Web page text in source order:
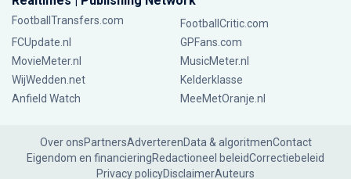
FootballTransfers.com
FootballCritic.com
FCUpdate.nl
GPFans.com
MovieMeter.nl
MusicMeter.nl
WijWedden.net
Kelderklasse
Anfield Watch
MeeMetOranje.nl
Over onsPartnersAdverterenData & algoritmenContact
Eigendom en financieringRedactioneel beleidCorrectiebeleid
Privacy policyDisclaimerAuteurs